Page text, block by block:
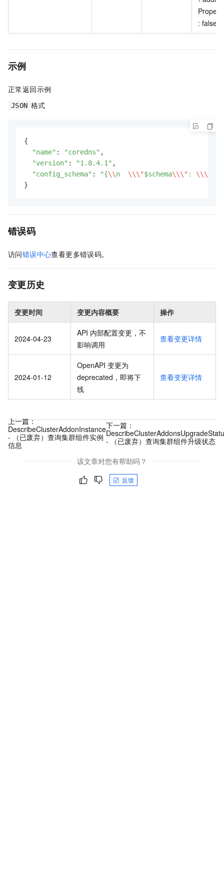
:
示例
正常返回示例
JSON 格式
{
"name" : "coredns" ,
"version" : "1.8.4.1" ,
"config_schema" : "{\\n \\\"$schema\\\" : \\\"
}
错误码
访问错误中心查看更多错误码。
变更历史
变更时间 变更内容概要 操作
2024-04-23
API 内部配置变更，不
影响调用
查看变更详情
2024-01-12
OpenAPI 变更为
deprecated，即将下
线
查看变更详情
上一篇：
DescribeClusterAddonInstance
- （已废弃）查询集群组件实例
信息
下一篇：
- （已废弃）查询集群组件升级状态
该文章对您有帮助吗？
反馈